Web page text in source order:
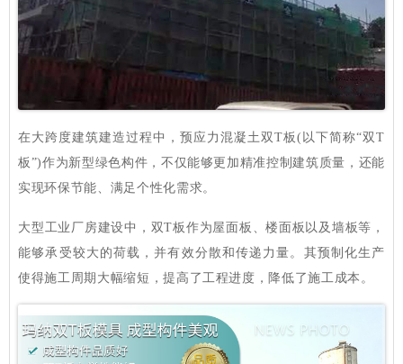
在大跨度建筑建造过程中，预应力混凝土双T板(以下简称“双T
板”)作为新型绿色构件，不仅能够更加精准控制建筑质量，还能
实现环保节能、满足个性化需求。
大型工业厂房建设中，双T板作为屋面板、楼面板以及墙板等，
能够承受较大的荷载，并有效分散和传递力量。其预制化生产
使得施工周期大幅缩短，提高了工程进度，降低了施工成本。